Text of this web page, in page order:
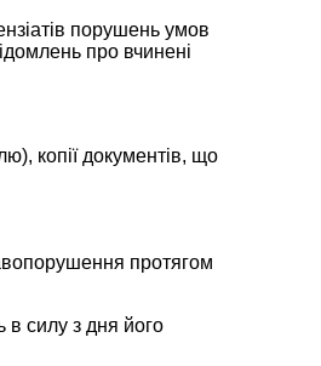
порушень умов
про вчинені
копії документів, що
протягом
в силу з дня його